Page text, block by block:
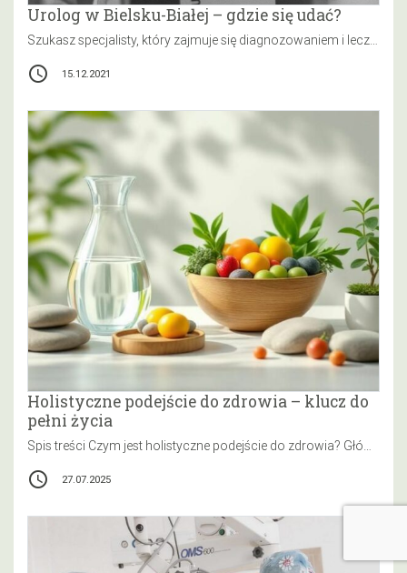
Urolog w Bielsku-Białej – gdzie się udać?
Szukasz specjalisty, który zajmuje się diagnozowaniem i leczeniem chorób nerek, pęcherza moczowego czy prostaty? Możesz skorzystać z usług internisty, ale…
access_time 15.12.2021
Holistyczne podejście do zdrowia – klucz do
pełni życia
Spis treści Czym jest holistyczne podejście do zdrowia? Główne zasady holistycznego podejścia do zdrowia Jakie aspekty zdrowia obejmuje holistyczne podejście?…
access_time 27.07.2025